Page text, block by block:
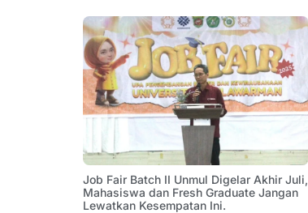
Job Fair Batch II Unmul Digelar Akhir Juli,
Mahasiswa dan Fresh Graduate Jangan
Lewatkan Kesempatan Ini.